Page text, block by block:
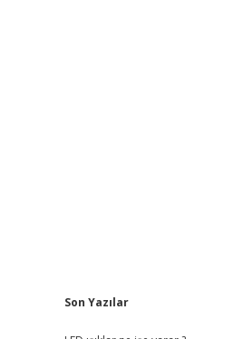
Sidebar
Son Yazılar